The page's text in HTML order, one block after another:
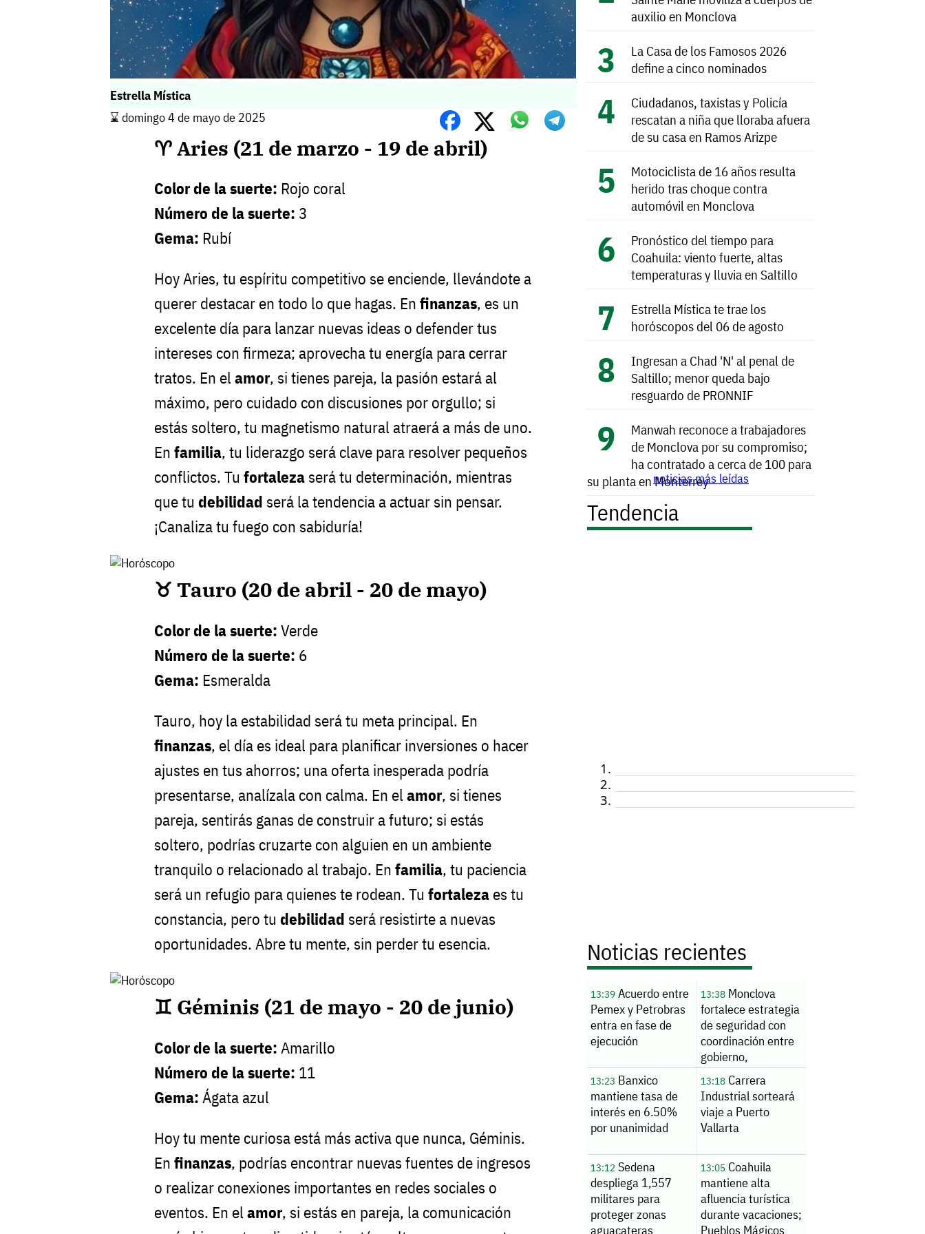
Estrella Mística
⌛️ domingo 4 de mayo de 2025
♈ Aries (21 de marzo - 19 de abril)
Color de la suerte: Rojo coral
Número de la suerte: 3
Gema: Rubí
Hoy Aries, tu espíritu competitivo se enciende, llevándote a
querer destacar en todo lo que hagas. En finanzas, es un
excelente día para lanzar nuevas ideas o defender tus
intereses con firmeza; aprovecha tu energía para cerrar
tratos. En el amor, si tienes pareja, la pasión estará al
máximo, pero cuidado con discusiones por orgullo; si
estás soltero, tu magnetismo natural atraerá a más de uno.
En familia, tu liderazgo será clave para resolver pequeños
conflictos. Tu fortaleza será tu determinación, mientras
que tu debilidad será la tendencia a actuar sin pensar.
¡Canaliza tu fuego con sabiduría!
♉ Tauro (20 de abril - 20 de mayo)
Color de la suerte: Verde
Número de la suerte: 6
Gema: Esmeralda
Tauro, hoy la estabilidad será tu meta principal. En
finanzas, el día es ideal para planificar inversiones o hacer
ajustes en tus ahorros; una oferta inesperada podría
presentarse, analízala con calma. En el amor, si tienes
pareja, sentirás ganas de construir a futuro; si estás
soltero, podrías cruzarte con alguien en un ambiente
tranquilo o relacionado al trabajo. En familia, tu paciencia
será un refugio para quienes te rodean. Tu fortaleza es tu
constancia, pero tu debilidad será resistirte a nuevas
oportunidades. Abre tu mente, sin perder tu esencia.
♊ Géminis (21 de mayo - 20 de junio)
Color de la suerte: Amarillo
Número de la suerte: 11
Gema: Ágata azul
Hoy tu mente curiosa está más activa que nunca, Géminis.
En finanzas, podrías encontrar nuevas fuentes de ingresos
o realizar conexiones importantes en redes sociales o
eventos. En el amor, si estás en pareja, la comunicación
auxilio en Monclova
La Casa de los Famosos 2026
define a cinco nominados
Ciudadanos, taxistas y Policía
rescatan a niña que lloraba afuera
de su casa en Ramos Arizpe
Motociclista de 16 años resulta
herido tras choque contra
automóvil en Monclova
Pronóstico del tiempo para
Coahuila: viento fuerte, altas
temperaturas y lluvia en Saltillo
Estrella Mística te trae los
horóscopos del 06 de agosto
Ingresan a Chad 'N' al penal de
Saltillo; menor queda bajo
resguardo de PRONNIF
Manwah reconoce a trabajadores
de Monclova por su compromiso;
ha contratado a cerca de 100 para
su planta en Monterrey
noticias más leídas
Tendencia
Noticias recientes
13:39 Acuerdo entre
Pemex y Petrobras
entra en fase de
ejecución
13:38Monclova
fortalece estrategia
de seguridad con
coordinación entre
gobierno,
ciudadanos e
iniciativa privada
13:23 Banxico
mantiene tasa de
interés en 6.50%
por unanimidad
13:18Carrera
Industrial sorteará
viaje a Puerto
Vallarta
13:12 Sedena
despliega 1,557
militares para
proteger zonas
aguacateras
13:05Coahuila
mantiene alta
afluencia turística
durante vacaciones;
Pueblos Mágicos